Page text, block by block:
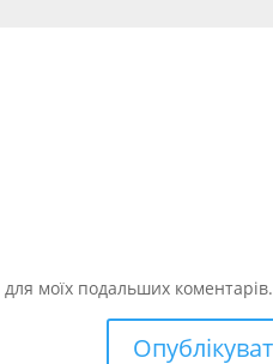
моїх подальших коментарів.